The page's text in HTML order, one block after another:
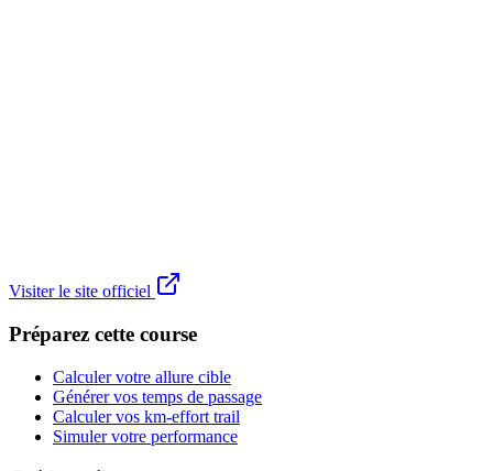
Visiter le site officiel
Préparez cette course
Calculer votre allure cible
Générer vos temps de passage
Calculer vos km-effort trail
Simuler votre performance